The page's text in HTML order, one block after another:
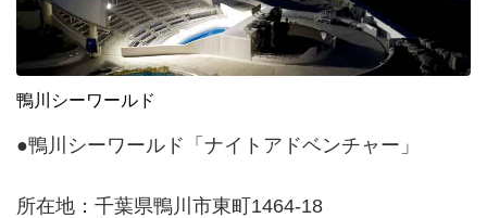
鴨川シーワールド
●鴨川シーワールド「ナイトアドベンチャー」
所在地：千葉県鴨川市東町1464-18